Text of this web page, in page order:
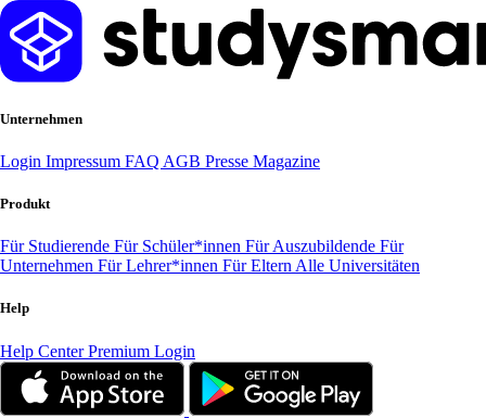
Unternehmen
Login Impressum FAQ AGB Presse Magazine
Produkt
Für Studierende Für Schüler*innen Für Auszubildende Für
Unternehmen Für Lehrer*innen Für Eltern Alle Universitäten
Help
Help CenterPremium Login